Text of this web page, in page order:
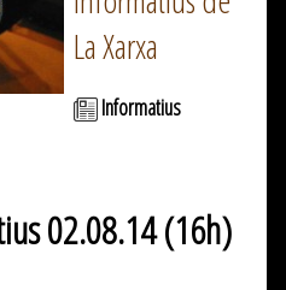
La Xarxa
Informatius
02.08.14 (16h)